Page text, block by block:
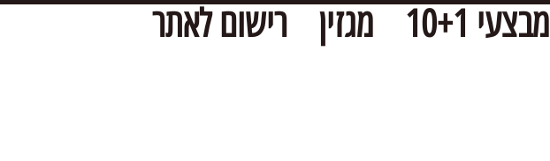
מבצעי 10+1 מגזין רישום לאתר